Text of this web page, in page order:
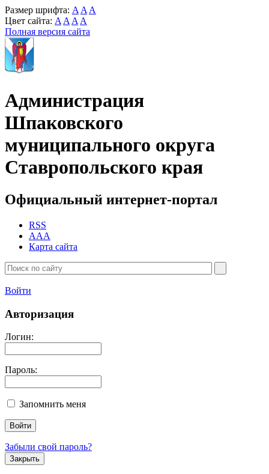
Размер шрифта: A A A
Цвет сайта: A A A A
Полная версия сайта
Администрация
Шпаковского
муниципального округа
Ставропольского края
Официальный интернет-портал
RSS
AAA
Карта сайта
Войти
Авторизация
Логин:
Пароль:
Запомнить меня
Забыли свой пароль?
Закрыть